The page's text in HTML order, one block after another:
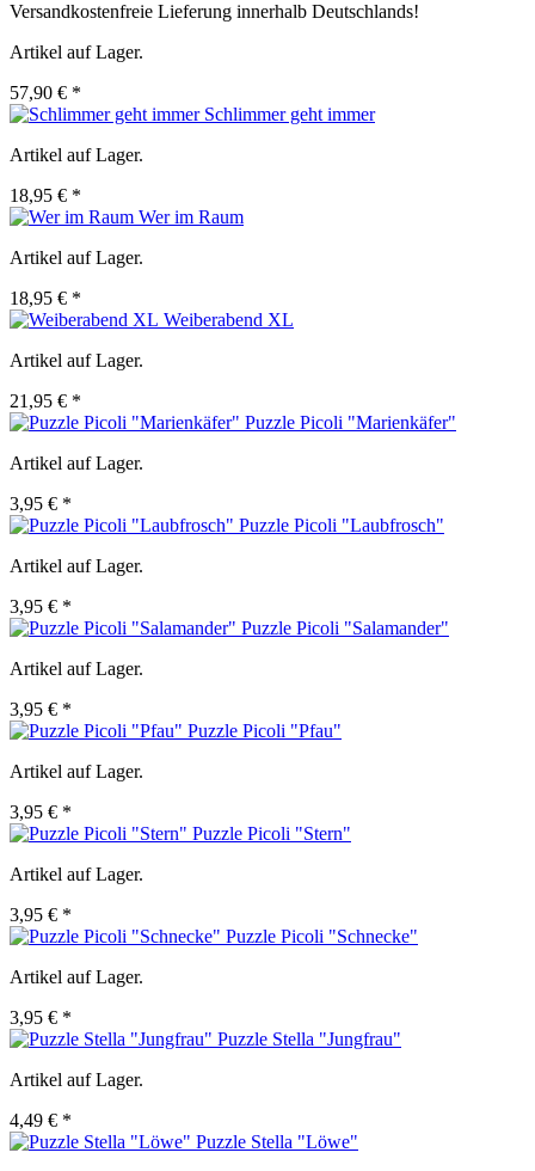
Versandkostenfreie Lieferung innerhalb Deutschlands!
Artikel auf Lager.
57,90 € *
Schlimmer geht immer
Artikel auf Lager.
18,95 € *
Wer im Raum
Artikel auf Lager.
18,95 € *
Weiberabend XL
Artikel auf Lager.
21,95 € *
Puzzle Picoli "Marienkäfer"
Artikel auf Lager.
3,95 € *
Puzzle Picoli "Laubfrosch"
Artikel auf Lager.
3,95 € *
Puzzle Picoli "Salamander"
Artikel auf Lager.
3,95 € *
Puzzle Picoli "Pfau"
Artikel auf Lager.
3,95 € *
Puzzle Picoli "Stern"
Artikel auf Lager.
3,95 € *
Puzzle Picoli "Schnecke"
Artikel auf Lager.
3,95 € *
Puzzle Stella "Jungfrau"
Artikel auf Lager.
4,49 € *
Puzzle Stella "Löwe"